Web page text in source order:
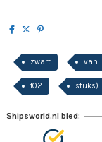
zwart van
f02 stuks)
Shipsworld.nl bied: